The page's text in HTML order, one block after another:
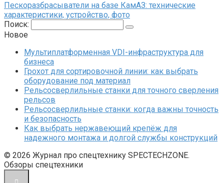
Пескоразбрасыватели на базе КамАЗ: технические
характеристики, устройство, фото
Поиск:
Новое
Мультиплатформенная VDI-инфраструктура для
бизнеса
Грохот для сортировочной линии: как выбрать
оборудование под материал
Рельсосверлильные станки для точного сверления
рельсов
Рельсосверлильные станки: когда важны точность
и безопасность
Как выбрать нержавеющий крепёж для
надежного монтажа и долгой службы конструкций
© 2026 Журнал про спецтехнику SPECTECHZONE.
Обзоры спецтехники